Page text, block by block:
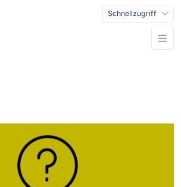
Schnellzugriff